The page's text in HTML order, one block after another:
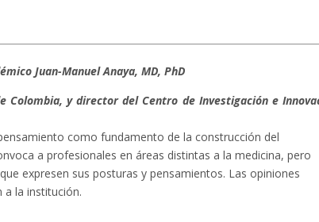
Juan-Manuel Anaya, MD, PhD
Colombia, y director del Centro de Investigación e
como fundamento de la construcción del
a profesionales en áreas distintas a la medicina, pero
expresen sus posturas y pensamientos. Las opiniones
a la institución.